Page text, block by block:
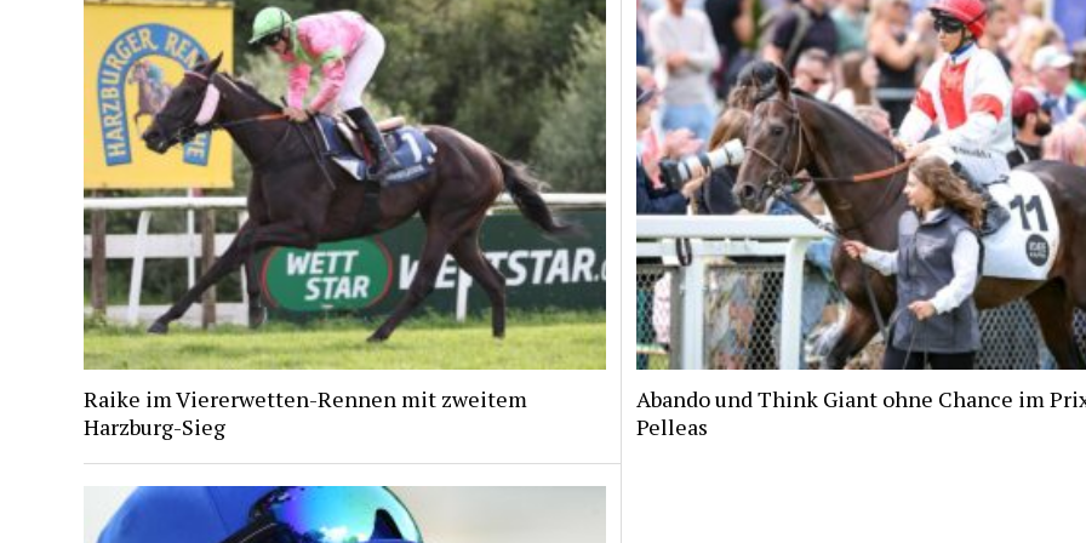
Raike im Viererwetten-Rennen mit zweitem
Harzburg-Sieg
Abando und Think Giant ohne Chance im
Pelleas